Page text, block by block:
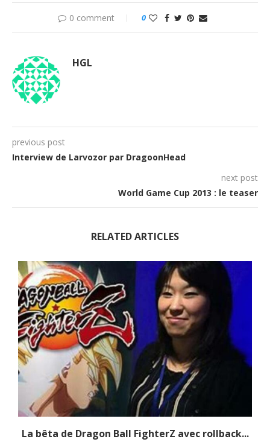
0 comment 0
HGL
previous post
Interview de Larvozor par DragoonHead
next post
World Game Cup 2013 : le teaser
RELATED ARTICLES
La bêta de Dragon Ball FighterZ avec rollback...